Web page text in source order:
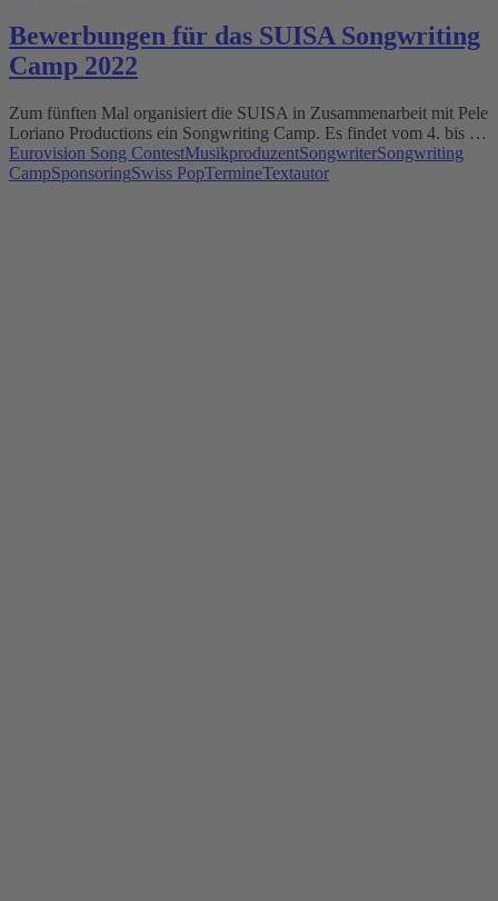
Bewerbungen für das SUISA Songwriting
Camp 2022
Zum fünften Mal organisiert die SUISA in Zusammenarbeit mit Pele
Loriano Productions ein Songwriting Camp. Es findet vom 4. bis …
Eurovision Song ContestMusikproduzentSongwriterSongwriting
CampSponsoringSwiss PopTermineTextautor